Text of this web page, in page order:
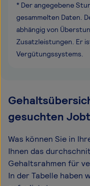
* Der angegebene
gesammelten Daten.
abhängig von
Zusatzleistungen. Er
Vergütungssystems.
gesuchten
Was können Sie in
Ihnen das
Gehaltsrahmen für
In der Tabelle haben